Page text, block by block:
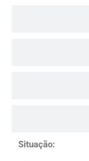
Situação: